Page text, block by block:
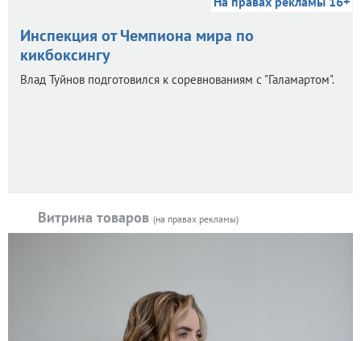
Инспекция от Чемпиона мира по
кикбоксингу
Влад Туйнов подготовился к соревнованиям с "Галамартом".
Витрина товаров (на правах рекламы)